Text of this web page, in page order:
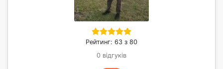
Рейтинг: 63 з 80
0 відгуків